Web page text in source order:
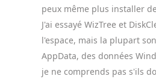
peux même plus installer
J'ai essayé WizTree et
l'espace, mais la plupart
AppData, des données
je ne comprends pas s'ils